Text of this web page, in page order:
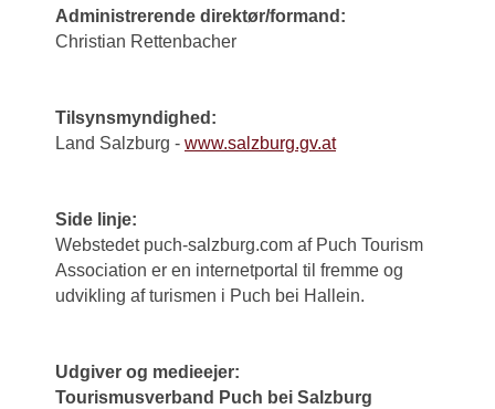
Administrerende direktør/formand:
Christian Rettenbacher
Tilsynsmyndighed:
Land Salzburg - www.salzburg.gv.at
Side linje:
Webstedet puch-salzburg.com af Puch Tourism
Association er en internetportal til fremme og
udvikling af turismen i Puch bei Hallein.
Udgiver og medieejer:
Tourismusverband Puch bei Salzburg